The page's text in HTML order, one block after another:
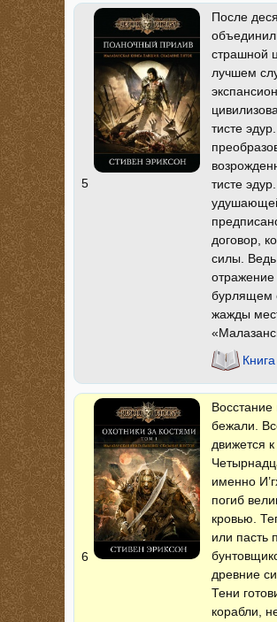
5
После
страшной
лучшем
тисте
тисте
договор,
силы.
отражение
бурлящем
жажды
6
бежали.
движется
именно
погиб
кровью.
или пасть
древние
Тени
корабли,